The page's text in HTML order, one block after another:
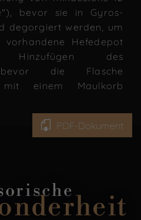
bevor sie in Gyros-
degorgiert werden, um
vorhandene Hefedepot
des
bevor die Flasche
mit einem Maulkorb
PDF-Dokument